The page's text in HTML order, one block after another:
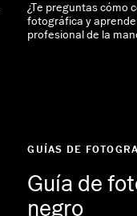
¿Te preguntas cómo
fotográfica y
profesional de la
GUÍAS DE
Guía de
negro